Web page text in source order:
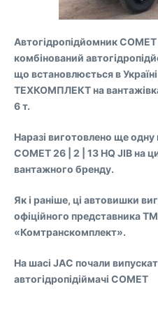
Автогідропідйомник
комбінований
що встановлюється в
ТЕХКОМПЛЕКТ на
6 т.
Наразі виготовлено ще
COMET 26 | 2 | 13 HQ JIB на
вантажного бренду.
Як і раніше, ці автовишки
офіційного представника
«Комтранскомплект».
На шасі JAC почали
автогідропідіймачі COMET